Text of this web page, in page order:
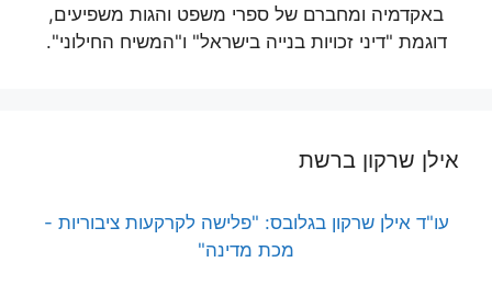
באקדמיה ומחברם של ספרי משפט והגות משפיעים,
דוגמת "דיני זכויות בנייה בישראל" ו"המשיח החילוני".
אילן שרקון ברשת
עו"ד אילן שרקון בגלובס: "פלישה לקרקעות ציבוריות -
מכת מדינה"